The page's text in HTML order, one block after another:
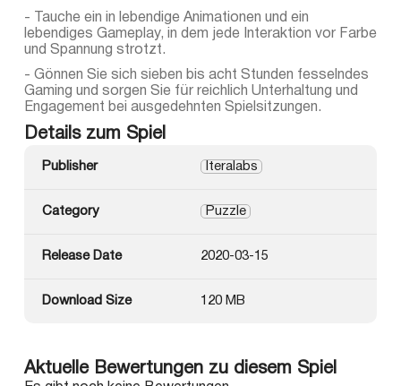
- Tauche ein in lebendige Animationen und ein
lebendiges Gameplay, in dem jede Interaktion vor Farbe
und Spannung strotzt.
- Gönnen Sie sich sieben bis acht Stunden fesselndes
Gaming und sorgen Sie für reichlich Unterhaltung und
Engagement bei ausgedehnten Spielsitzungen.
Details zum Spiel
Publisher Iteralabs
Category Puzzle
Release Date 2020-03-15
Download Size 120 MB
Aktuelle Bewertungen zu diesem Spiel